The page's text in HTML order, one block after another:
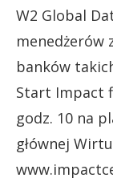
W2 Global
menedżerów
banków
Start Impact
godz. 10 na
głównej